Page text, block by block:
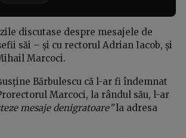
discutase despre mesajele de
săi – și cu rectorul Adrian Iacob, și
Marcoci.
Bărbulescu că l-ar fi îndemnat
Marcoci, la rândul său, l-ar
mesaje denigratoare”la adresa